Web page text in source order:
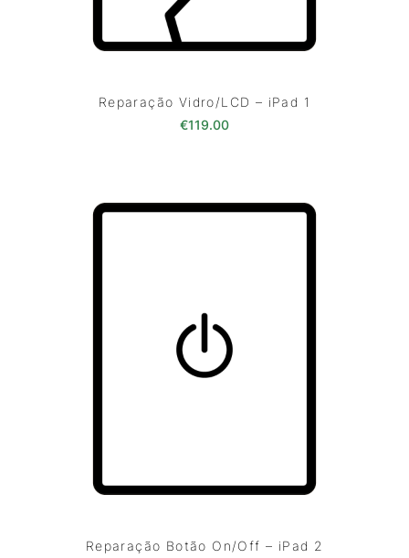
Reparação Vidro/LCD – iPad 1
€119.00
Reparação Botão On/Off – iPad 2